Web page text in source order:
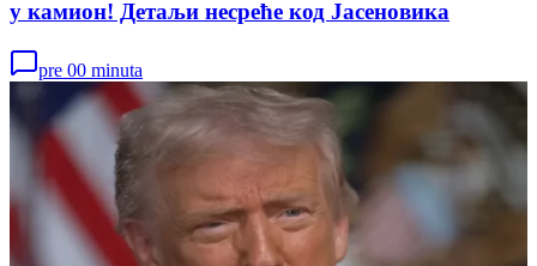
у камион! Детаљи несреће код Јасеновика
pre 00 minuta